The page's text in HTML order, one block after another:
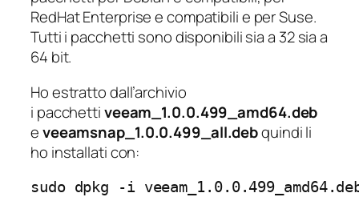
RedHat Enterprise e compatibili e per Suse.
Tutti i pacchetti sono disponibili sia a 32 sia a
64 bit.
Ho estratto dall’archivio
i pacchettiveeam_1.0.0.499_amd64.deb
eveeamsnap_1.0.0.499_all.debquindi li
ho installati con:
sudo dpkg -i